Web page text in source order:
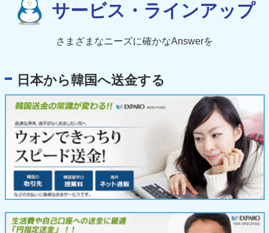
サービス・ラインアップ
さまざまなニーズに確かなAnswerを
日本から韓国へ送金する